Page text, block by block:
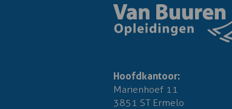
Hoofdkantoor:
Marienhoef 11
3851 ST Ermelo